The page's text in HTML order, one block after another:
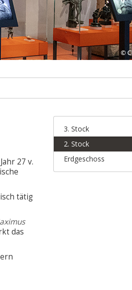
27 v.
tätig
das
3. Stock
2. Stock
Erdgeschoss